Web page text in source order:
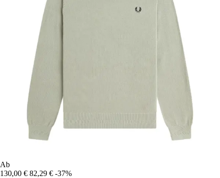
Ab
130,00 € 82,29 € -37%